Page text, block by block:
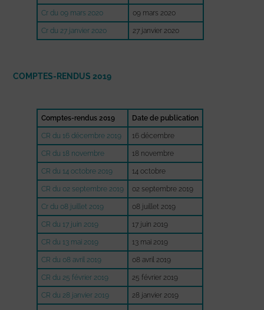
Cr du 09 mars 2020 09 mars 2020
Cr du 27 janvier 2020 27 janvier 2020
COMPTES-RENDUS 2019
Comptes-rendus 2019 Date de publication
CR du 16 décembre 2019 16 décembre
CR du 18 novembre 18 novembre
CR du 14 octobre 2019 14 octobre
CR du 02 septembre 2019 02 septembre 2019
Cr du 08 juillet 2019 08 juillet 2019
CR du 17 juin 2019 17 juin 2019
CR du 13 mai 2019 13 mai 2019
CR du 08 avril 2019 08 avril 2019
CR du 25 février 2019 25 février 2019
CR du 28 janvier 2019 28 janvier 2019